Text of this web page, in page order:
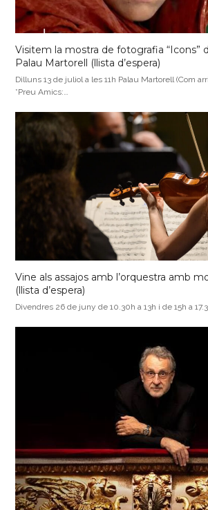
Visitem la mostra de fotografia “Icons”
Palau Martorell (llista d’espera)
Dilluns 13 de juliol a les 11h Palau Martorell (Com
*Preu Amics:…
Vine als assajos amb l’orquestra amb
(llista d’espera)
Divendres 26 de juny de 10.30h a 13h i de 15h a